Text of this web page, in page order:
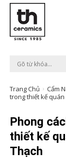
Trang Chủ Cẩm
trong thiết kế quán
Phong
thiết kế
Thạch